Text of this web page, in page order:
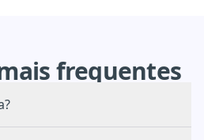
frequentes